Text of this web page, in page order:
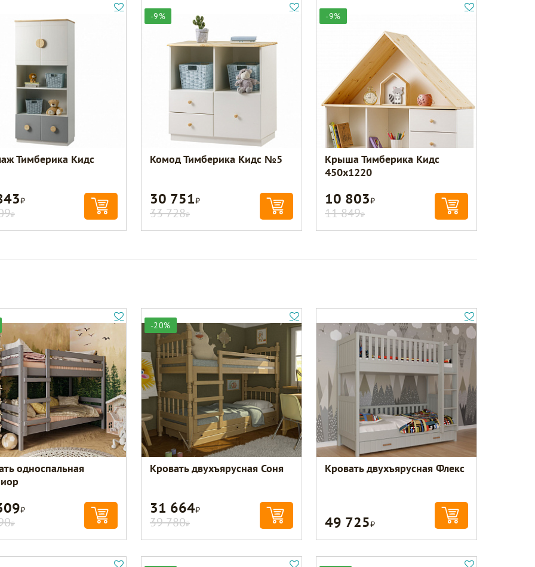
Тимберика Кидс
Р
Р
-9%
Комод Тимберика Кидс №5
30 751Р
33 728Р
-9%
Крыша Тимберика Кидс
450х1220
10 803Р
11 849Р
односпальная
Р
Р
-20%
Кровать двухъярусная Соня
31 664Р
39 780Р
Кровать двухъярусная Флекс
49 725Р